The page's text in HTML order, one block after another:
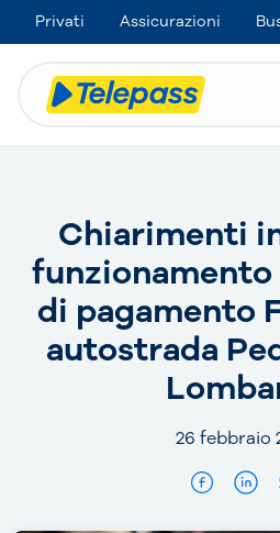
Privati Assicurazioni
Chiarimenti
di pagamento
autostrada
26 febbraio